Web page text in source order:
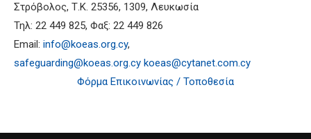
Στρόβολος, Τ.Κ. 25356, 1309, Λευκωσία
Τηλ: 22 449 825, Φαξ: 22 449 826
Email: info@koeas.org.cy,
safeguarding@koeas.org.cy koeas@cytanet.com.cy
Φόρμα Επικοινωνίας / Τοποθεσία